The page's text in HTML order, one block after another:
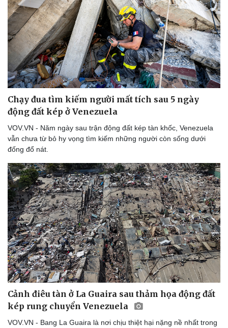
Thể thao
Bóng đá
Lịch thi đấu bóng đá
Thế giới thể thao
eSports
Hậu trường
Ô tô - Xe máy
Ô tô
Xe máy
Chạy đua tìm kiếm người mất tích sau 5 ngày
động đất kép ở Venezuela
VOV.VN - Năm ngày sau trận động đất kép tàn khốc, Venezuela
vẫn chưa từ bỏ hy vọng tìm kiếm những người còn sống dưới
đống đổ nát.
Cảnh điêu tàn ở La Guaira sau thảm họa động đất
kép rung chuyển Venezuela
VOV.VN - Bang La Guaira là nơi chịu thiệt hại nặng nề nhất trong